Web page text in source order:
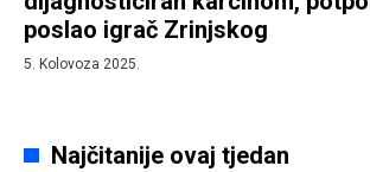
poslao igrač Zrinjskog
5. Kolovoza 2025.
Najčitanije ovaj tjedan